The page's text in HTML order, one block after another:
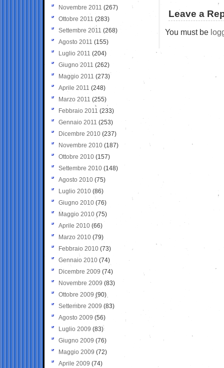
Leave a
You must be
Novembre 2011 (267)
Ottobre 2011 (283)
Settembre 2011 (268)
Agosto 2011 (155)
Luglio 2011 (204)
Giugno 2011 (262)
Maggio 2011 (273)
Aprile 2011 (248)
Marzo 2011 (255)
Febbraio 2011 (233)
Gennaio 2011 (253)
Dicembre 2010 (237)
Novembre 2010 (187)
Ottobre 2010 (157)
Settembre 2010 (148)
Agosto 2010 (75)
Luglio 2010 (86)
Giugno 2010 (76)
Maggio 2010 (75)
Aprile 2010 (66)
Marzo 2010 (79)
Febbraio 2010 (73)
Gennaio 2010 (74)
Dicembre 2009 (74)
Novembre 2009 (83)
Ottobre 2009 (90)
Settembre 2009 (83)
Agosto 2009 (56)
Luglio 2009 (83)
Giugno 2009 (76)
Maggio 2009 (72)
Aprile 2009 (74)